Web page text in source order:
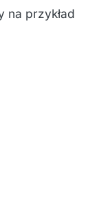
na przykład